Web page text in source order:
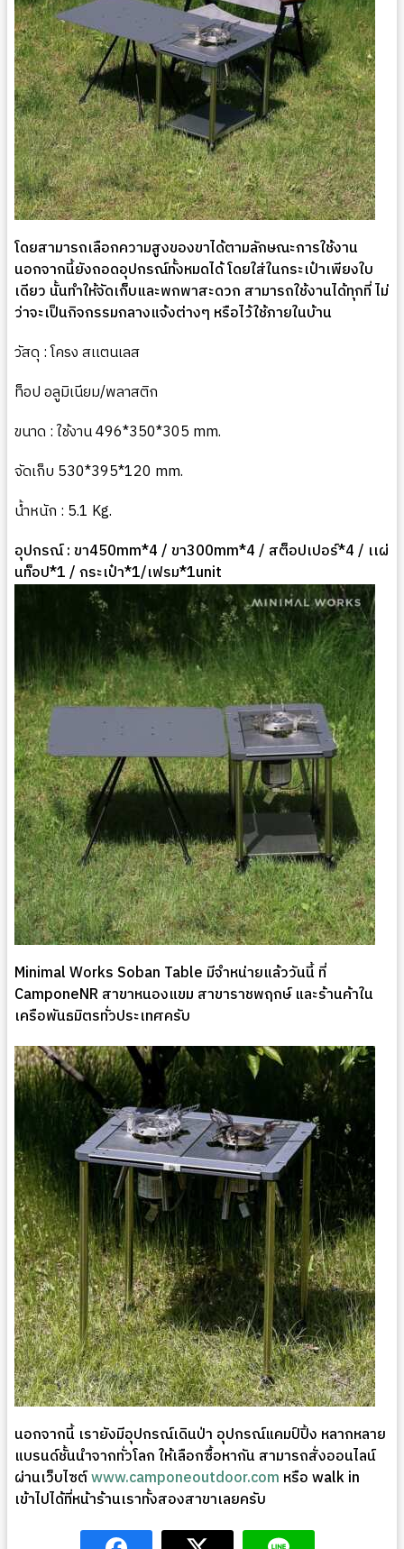
โดยสามารถเลือกความสูงของขาได้ตามลักษณะการใช้งาน
นอกจากนี้ยังถอดอุปกรณ์ทั้งหมดได้ โดยใส่ในกระเป๋าเพียงใบ
เดียว นั้นทำให้จัดเก็บและพกพาสะดวก สามารถใช้งานได้ทุกที่ ไม่
ว่าจะเป็นกิจกรรมกลางแจ้งต่างๆ หรือไว้ใช้ภายในบ้าน
วัสดุ : โครง สเเตนเลส
ท็อป อลูมิเนียม/พลาสติก
ขนาด : ใช้งาน 496*350*305 mm.
จัดเก็บ 530*395*120 mm.
น้ำหนัก : 5.1 Kg.
อุปกรณ์ : ขา450mm*4 / ขา300mm*4 / สต็อปเปอร์*4 / เเผ่
นท็อป*1 / กระเป๋า*1/เฟรม*1unit
Minimal Works Soban Table มีจำหน่ายแล้ววันนี้ ที่
CamponeNR สาขาหนองแขม สาขาราชพฤกษ์ และร้านค้าใน
เครือพันธมิตรทั่วประเทศครับ
นอกจากนี้ เรายังมีอุปกรณ์เดินป่า อุปกรณ์แคมป์ปิ้ง หลากหลาย
แบรนด์ชั้นนำจากทั่วโลก ให้เลือกซื้อหากัน สามารถสั่งออนไลน์
ผ่านเว็บไซต์www.camponeoutdoor.com หรือ walk in
เข้าไปได้ที่หน้าร้านเราทั้งสองสาขาเลยครับ